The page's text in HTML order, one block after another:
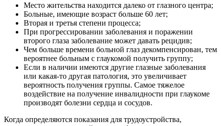
Место жительства находится далеко от глазного центра;
Больные, имеющие возраст больше 60 лет;
Вторая и третья степени процесса;
При прогрессировании заболевания и поражении
второго глаза заболевание может давать рецидив;
Чем больше времени больной глаз декомпенсирован, тем
вероятнее больным с глаукомой получить группу;
Если в наличии имеются другие глазные заболевания
или какая-то другая патология, это увеличивает
вероятность получения группы. Самое тяжелое
воздействие на получение инвалидности при глаукоме
производят болезни сердца и сосудов.
Когда определяются показания для трудоустройства,